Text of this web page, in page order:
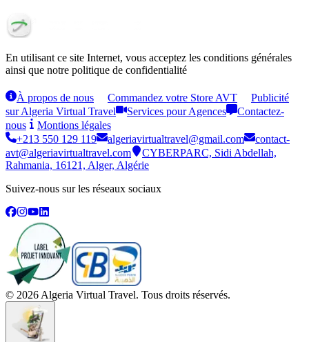
En utilisant ce site Internet, vous acceptez les conditions générales
ainsi que notre politique de confidentialité
À propos de nous Commandez votre Store AVT
Publicité
sur Algeria Virtual Travel
Services pour Agences
Contactez-
nous
Montions légales
+213 550 129 119
algeriavirtualtravel@gmail.com
contact-
avt@algeriavirtualtravel.com
CYBERPARC, Sidi Abdellah,
Rahmania, 16121, Alger, Algérie
Suivez-nous sur les réseaux sociaux
© 2026 Algeria Virtual Travel. Tous droits réservés.